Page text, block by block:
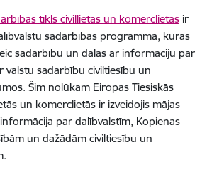
tīkls civillietās un komerclietās ir
sadarbības programma, kuras
sadarbību un dalās ar informāciju par
valstu sadarbību civiltiesību un
Šim nolūkam Eiropas Tiesiskās
un komerclietās ir izveidojis mājas
par dalībvalstīm, Kopienas
un dažādām civiltiesību un